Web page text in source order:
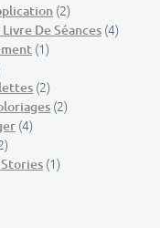
(2)
De Séances (4)
(1)
(2)
(2)
(4)
(1)